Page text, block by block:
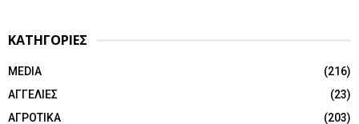
ΚΑΤΗΓΟΡΙΕΣ
MEDIA
(216)
ΑΓΓΕΛΙΕΣ
(23)
ΑΓΡΟΤΙΚΑ
(203)